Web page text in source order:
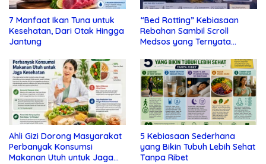
7 Manfaat Ikan Tuna untuk
Kesehatan, Dari Otak Hingga
Jantung
“Bed Rotting” Kebiasaan
Rebahan Sambil Scroll
Medsos yang Ternyata
Ahli Gizi Dorong Masyarakat
Perbanyak Konsumsi
Makanan Utuh untuk Jaga
5 Kebiasaan Sederhana
yang Bikin Tubuh Lebih Sehat
Tanpa Ribet